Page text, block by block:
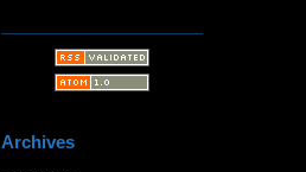
Archives